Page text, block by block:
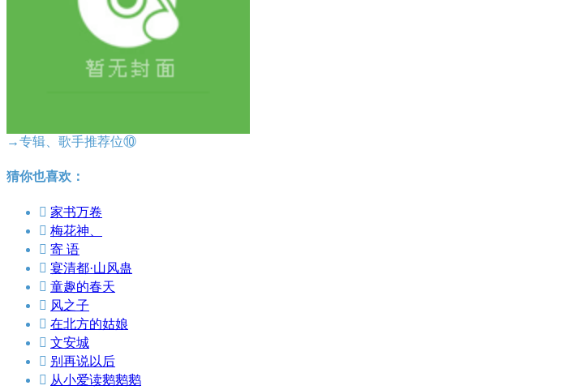
→专辑、歌手推荐位⑩
猜你也喜欢：
 家书万卷
 梅花神、
 寄 语
 宴清都·山风蛊
 童趣的春天
 风之子
 在北方的姑娘
 文安城
 别再说以后
 从小爱读鹅鹅鹅